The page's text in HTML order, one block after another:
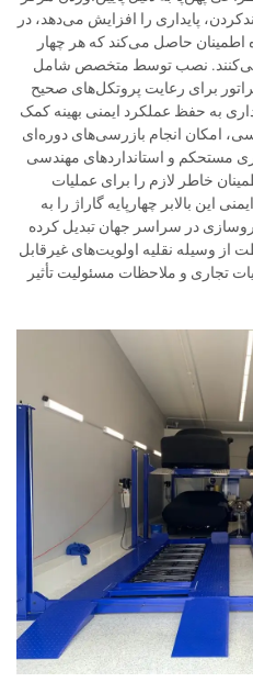
پایداری را افزایش می‌دهد، در
حاصل می‌کند که هر چهار
می‌کنند. نصب توسط متخصص شامل
برای رعایت پروتکل‌های صحیح
به حفظ عملکرد ایمنی بهینه کمک
امکان انجام بازرسی‌های دوره‌ای
مستحکم و استانداردهای مهندسی
خاطر لازم را برای عملیات
این بالابر چهارپایه گاراژ را به
در سراسر جهان تبدیل کرده
از وسیله نقلیه اولویت‌های غیرقابل
تجاری و ملاحظات مسئولیت تأثیر